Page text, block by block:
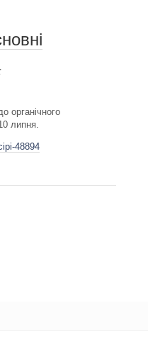
органічного
липня.
48894